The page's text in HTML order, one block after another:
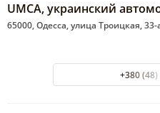
UMCA, украинский
65000, Одесса, улица Троицкая,
+380 (48)